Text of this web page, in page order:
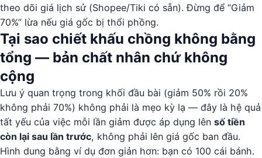
theo dõi giá lịch sử (Shopee/Tiki có sẵn). Đừng để “Giảm
70%” lừa nếu giá gốc bị thổi phồng.
Tại sao chiết khấu chồng không bằng
tổng — bản chất nhân chứ không
cộng
Lưu ý quan trọng trong khối đầu bài (giảm 50% rồi 20%
không phải 70%) không phải là mẹo kỳ lạ — đây là hệ quả
tất yếu của việc mỗi lần giảm được áp dụng lên số tiền
còn lại sau lần trước, không phải lên giá gốc ban đầu.
Hình dung bằng ví dụ đơn giản hơn: bạn có 100 cái bánh.